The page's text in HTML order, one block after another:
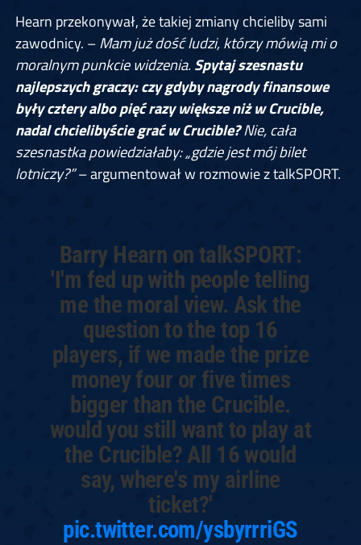
Hearn przekonywał, że takiej zmiany chcieliby sami
zawodnicy. –Mam już dość ludzi, którzy mówią mi o
moralnym punkcie widzenia.Spytaj szesnastu
najlepszych graczy: czy gdyby nagrody finansowe
były cztery albo pięć razy większe niż w Crucible,
nadal chcielibyście grać w Crucible?Nie, cała
szesnastka powiedziałaby: „gdzie jest mój bilet
lotniczy?”– argumentował w rozmowie z talkSPORT.
Barry Hearn on talkSPORT:
'I'm fed up with people telling
me the moral view. Ask the
question to the top 16
players, if we made the prize
money four or five times
bigger than the Crucible.
would you still want to play at
the Crucible? All 16 would
say, where's my airline
ticket?'
pic.twitter.com/ysbyrrriGS